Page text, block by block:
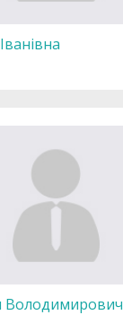
Володимирович